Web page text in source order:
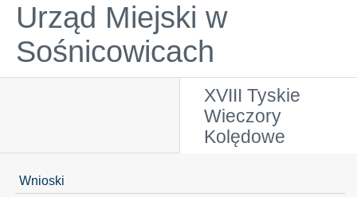
Urząd Miejski w
Sośnicowicach
XVIII Tyskie
Wieczory
Kolędowe
Wnioski